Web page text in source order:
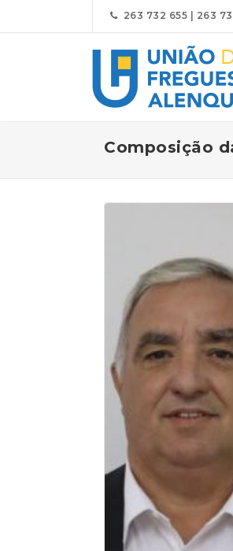
263 732 655 | 263
Composição